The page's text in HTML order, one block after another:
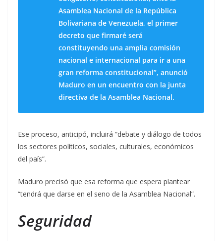
Asamblea Nacional de la República
Bolivariana de Venezuela, el primer
decreto que firmaré será
constituyendo una amplia comisión
nacional e internacional para ir a una
gran reforma constitucional”, anunció
Maduro en un encuentro con la junta
directiva de la Asamblea Nacional.
Ese proceso, anticipó, incluirá “debate y diálogo de todos
los sectores políticos, sociales, culturales, económicos
del país”.
Maduro precisó que esa reforma que espera plantear
“tendrá que darse en el seno de la Asamblea Nacional”.
Seguridad